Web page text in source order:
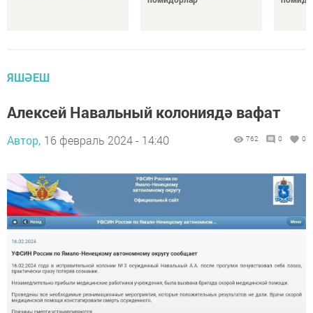
ЯШӘЕШ
Алексей Навальный колониядә вафат
Автор, 16 февраль 2024 - 14:40 762 0 0